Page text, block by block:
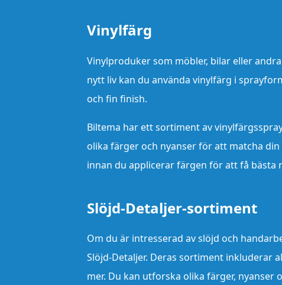
Vinylfärg
Vinylproduker som möbler, bilar eller
nytt liv kan du använda vinylfärg i
och fin finish.
Biltema har ett sortiment av
olika färger och nyanser för att matcha
innan du applicerar färgen för att få bästa
Slöjd-Detaljer-sortiment
Om du är intresserad av slöjd och
Slöjd-Detaljer. Deras sortiment inkluderar
mer. Du kan utforska olika färger,